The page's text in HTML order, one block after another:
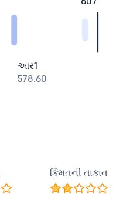
આર1
578.60
કિંમતની તાકાત